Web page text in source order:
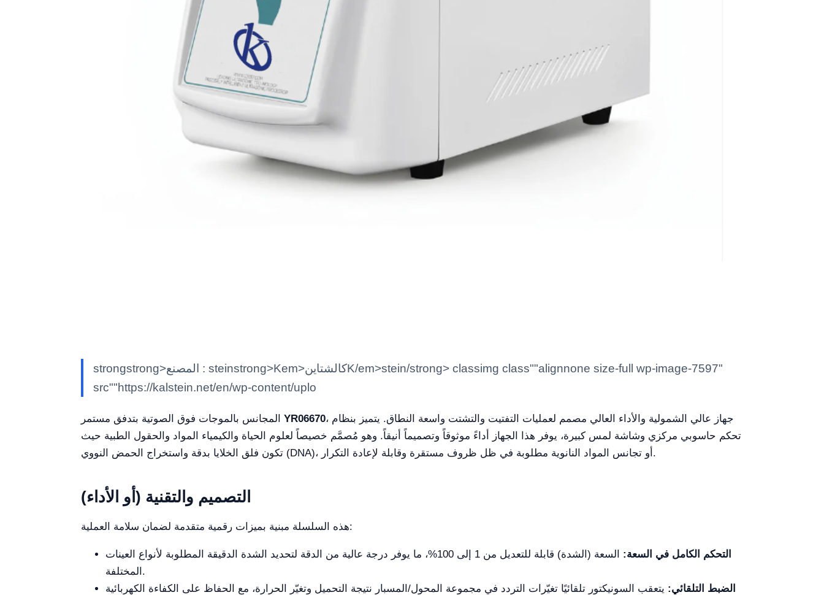
strongstrong>المصنع : steinstrong>Kem>كالشتاينK/em>stein/strong> classimg class""alignnone size-full wp-image-7597"
src""https://kalstein.net/en/wp-content/uplo
YR06670، جهاز عالي الشمولية والأداء العالي مصمم لعمليات التفتيت والتشتت واسعة النطاق. يتميز بنظام
تحكم حاسوبي مركزي وشاشة لمس كبيرة، يوفر هذا الجهاز أداءً موثوقاً وتصميماً أنيقاً. وهو مُصمَّم خصيصاً لعلوم الحياة والكيمياء المواد والحقول الطبية حيث
تكون فلق الخلايا بدقة واستخراج الحمض النووي (DNA)، أو تجانس المواد النانوية مطلوبة في ظل ظروف مستقرة وقابلة لإعادة التكرار.
التصميم والتقنية (أو الأداء)
هذه السلسلة مبنية بميزات رقمية متقدمة لضمان سلامة العملية:
التحكم الكامل في السعة:
السعة (الشدة) قابلة للتعديل من 1 إلى 100%، ما يوفر درجة عالية من الدقة لتحديد الشدة الدقيقة المطلوبة لأنواع العينات
المختلفة.
الضبط التلقائي: يتعقب السونيكتور تلقائيًا تغيّرات التردد في مجموعة المحول/المسبار نتيجة التحميل وتغيّر الحرارة، مع الحفاظ على الكفاءة الكهربائية